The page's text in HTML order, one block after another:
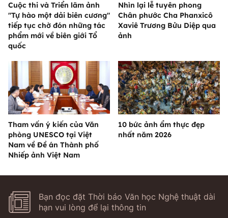
Cuộc thi và Triển lãm ảnh
"Tự hào một dải biên cương"
tiếp tục chờ đón những tác
phẩm mới về biên giới Tổ
quốc
Nhìn lại lễ tuyên phong
Chân phước Cha Phanxicô
Xaviê Trương Bửu Diệp qua
ảnh
Tham vấn ý kiến của Văn
phòng UNESCO tại Việt
Nam về Đề án Thành phố
Nhiếp ảnh Việt Nam
10 bức ảnh ẩm thực đẹp
nhất năm 2026
Bạn đọc đặt Thời báo Văn học Nghệ thuật dài
hạn vui lòng để lại thông tin